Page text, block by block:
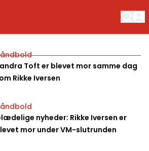
Toft er blevet mor samme dag
Rikke Iversen
nyheder: Rikke Iversen er
mor under VM-slutrunden